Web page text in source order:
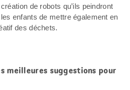
de robots qu’ils peindront
enfants de mettre également en
des déchets.
meilleures suggestions pour